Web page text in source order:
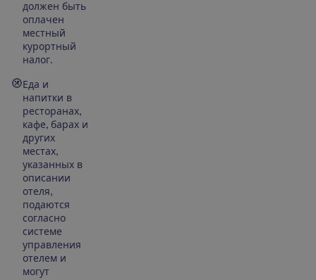
должен быть
оплачен
местный
курортный
налог.
Еда и
напитки в
ресторанах,
кафе, барах и
других
местах,
указанных в
описании
отеля,
подаются
согласно
системе
управления
отелем и
могут